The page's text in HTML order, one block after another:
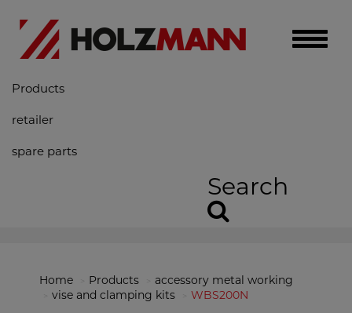
Toggle
Products
retailer
spare parts
Search
Home Products
accessory metal working
vise and clamping kits
WBS200N